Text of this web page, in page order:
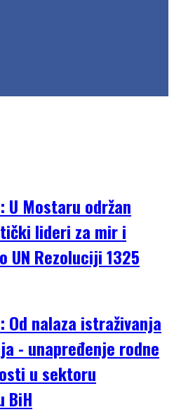
U Mostaru održan
lideri za mir i
UN Rezoluciji 1325
Od nalaza istraživanja
- unapređenje rodne
u sektoru
BiH